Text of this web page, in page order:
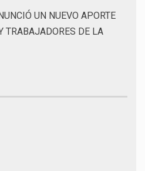
UN NUEVO APORTE
TRABAJADORES DE LA